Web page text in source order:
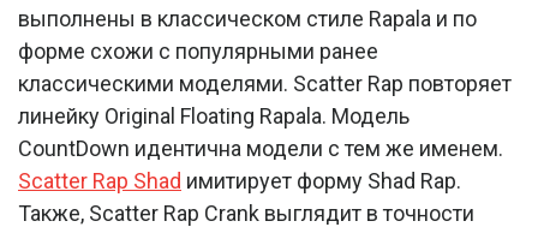
выполнены в классическом стиле Rapala и по
форме схожи с популярными ранее
классическими моделями. Scatter Rap повторяет
линейку Original Floating Rapala. Модель
CountDown идентична модели с тем же именем.
Scatter Rap Shad имитирует форму Shad Rap.
Также, Scatter Rap Crank выглядит в точности